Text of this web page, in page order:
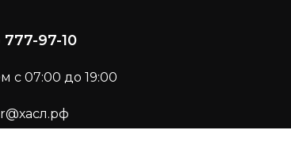
97-10
с 07:00 до 19:00